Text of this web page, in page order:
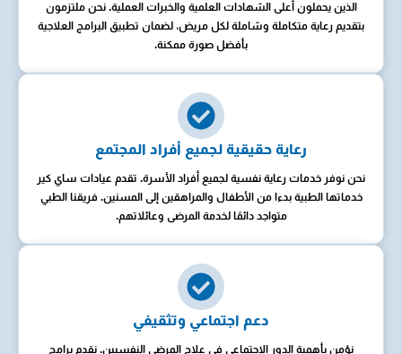
الذين يحملون أعلى الشهادات العلمية والخبرات العملية. نحن ملتزمون
بتقديم رعاية متكاملة وشاملة لكل مريض، لضمان تطبيق البرامج العلاجية
بأفضل صورة ممكنة.
رعاية حقيقية لجميع أفراد المجتمع
نحن نوفر خدمات رعاية نفسية لجميع أفراد الأسرة. تقدم عيادات ساي كير
خدماتها الطبية بدءا من الأطفال والمراهقين إلى المسنين. فريقنا الطبي
متواجد دائمًا لخدمة المرضى وعائلاتهم.
دعم اجتماعي وتثقيفي
نؤمن بأهمية الدور الاجتماعي في علاج المرضى النفسيين. نقدم برامج